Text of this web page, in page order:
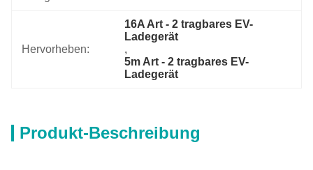
Hervorheben:
16A Art - 2 tragbares EV-
Ladegerät
,
5m Art - 2 tragbares EV-
Ladegerät
Produkt-Beschreibung